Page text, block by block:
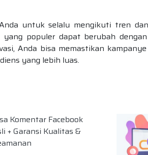
untuk selalu mengikuti tren
yang populer dapat berubah
Anda bisa memastikan
yang lebih luas.
Komentar Facebook
+ Garansi Kualitas &